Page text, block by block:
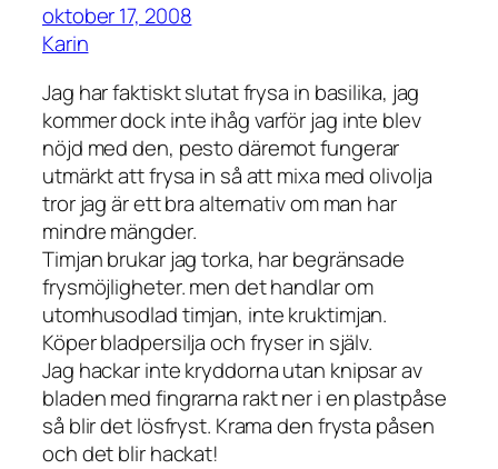
oktober 17, 2008
Karin
Jag har faktiskt slutat frysa in basilika, jag
kommer dock inte ihåg varför jag inte blev
nöjd med den, pesto däremot fungerar
utmärkt att frysa in så att mixa med olivolja
tror jag är ett bra alternativ om man har
mindre mängder.
Timjan brukar jag torka, har begränsade
frysmöjligheter. men det handlar om
utomhusodlad timjan, inte kruktimjan.
Köper bladpersilja och fryser in själv.
Jag hackar inte kryddorna utan knipsar av
bladen med fingrarna rakt ner i en plastpåse
så blir det lösfryst. Krama den frysta påsen
och det blir hackat!